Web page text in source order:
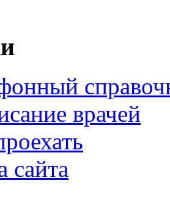
врачей
сайта